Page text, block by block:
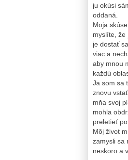
ju okúsi
oddaná.
Moja
myslíte, že
je dostať
viac a
aby mnou
každú
Ja som sa
znovu
mňa svoj
mohla
preletieť
Môj život
zamysli sa
neskoro a